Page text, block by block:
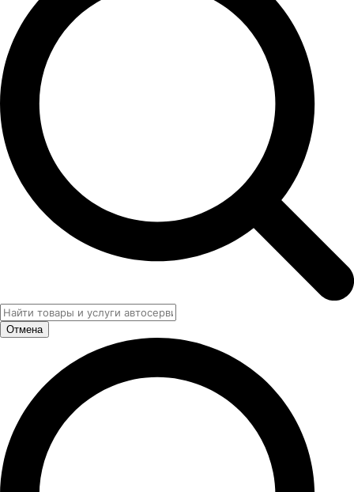
Отмена